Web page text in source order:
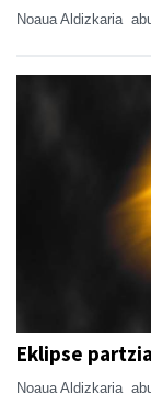
Noaua Aldizkaria
Eklipse
Noaua Aldizkaria